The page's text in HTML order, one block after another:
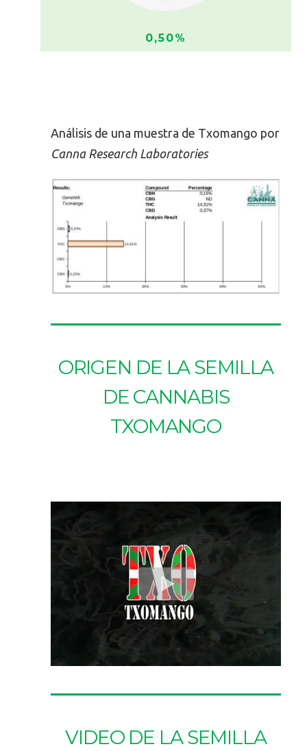
0,50%
Análisis de una muestra de Txomango por
Canna Research Laboratories
ORIGEN DE LA SEMILLA
DE CANNABIS
TXOMANGO
VIDEO DE LA SEMILLA